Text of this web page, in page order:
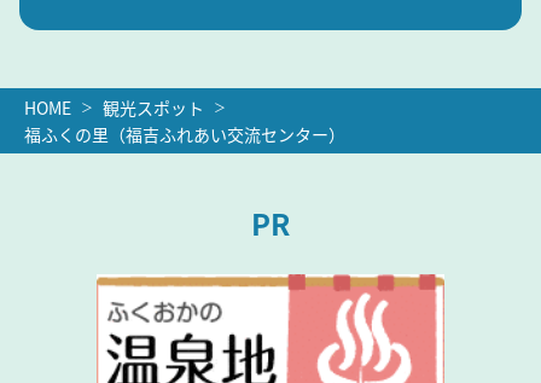
HOME
観光スポット
福ふくの里（福吉ふれあい交流センター）
PR